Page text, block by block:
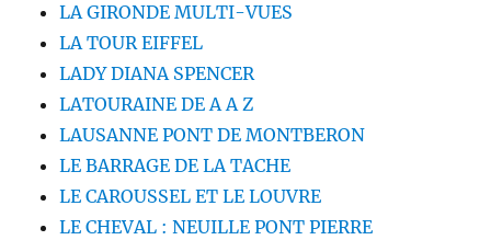
LA GIRONDE MULTI-VUES
LA TOUR EIFFEL
LADY DIANA SPENCER
LATOURAINE DE A A Z
LAUSANNE PONT DE MONTBERON
LE BARRAGE DE LA TACHE
LE CAROUSSEL ET LE LOUVRE
LE CHEVAL : NEUILLE PONT PIERRE